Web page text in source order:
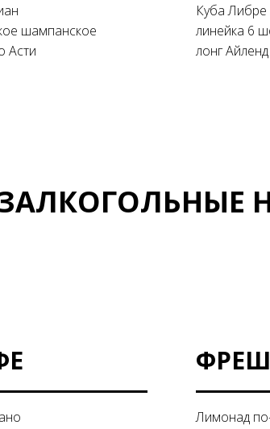
шампанское
Асти
Куба Либре
линейка 6
лонг Айленд
Лимонад